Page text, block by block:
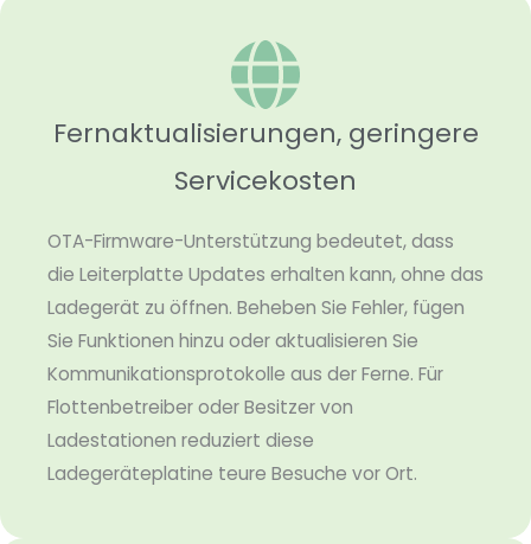
Fernaktualisierungen, geringere
Servicekosten
OTA-Firmware-Unterstützung bedeutet, dass
die Leiterplatte Updates erhalten kann, ohne das
Ladegerät zu öffnen. Beheben Sie Fehler, fügen
Sie Funktionen hinzu oder aktualisieren Sie
Kommunikationsprotokolle aus der Ferne. Für
Flottenbetreiber oder Besitzer von
Ladestationen reduziert diese
Ladegeräteplatine teure Besuche vor Ort.